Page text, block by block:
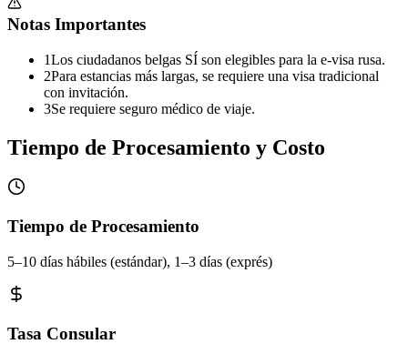
Notas Importantes
1Los ciudadanos belgas SÍ son elegibles para la e-visa rusa.
2Para estancias más largas, se requiere una visa tradicional
con invitación.
3Se requiere seguro médico de viaje.
Tiempo de Procesamiento y Costo
Tiempo de Procesamiento
5–10 días hábiles (estándar), 1–3 días (exprés)
Tasa Consular